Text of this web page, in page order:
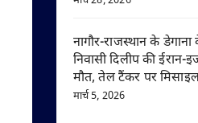
नागौर-राजस्थान के
निवासी दिलीप की
मौत, तेल टैंकर पर
मार्च 5, 2026